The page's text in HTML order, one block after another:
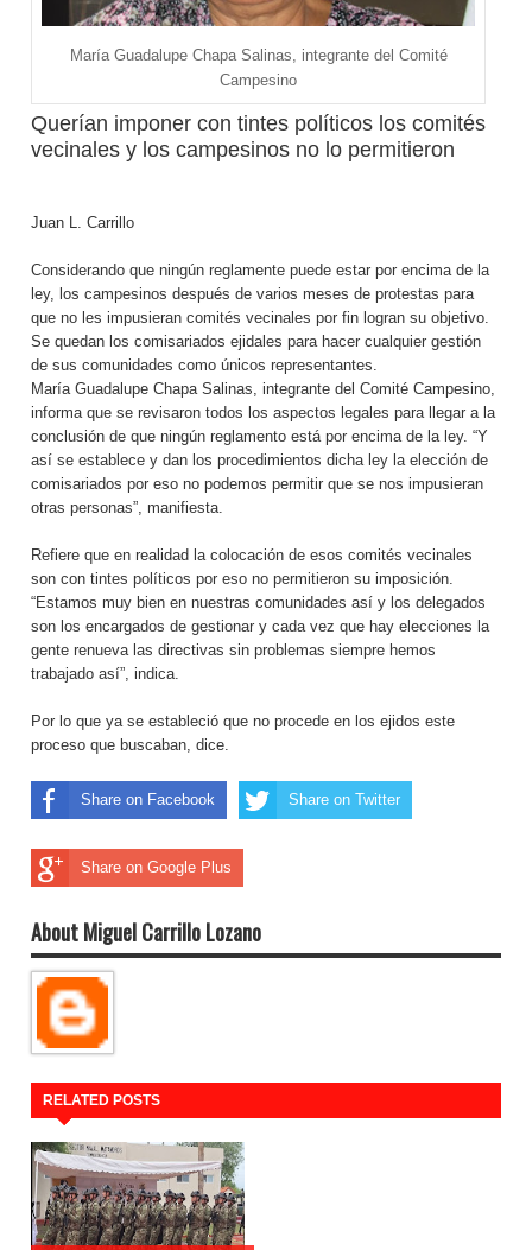
María Guadalupe Chapa Salinas, integrante del Comité
Campesino
Querían imponer con tintes políticos los comités
vecinales y los campesinos no lo permitieron
Juan L. Carrillo
Considerando que ningún reglamente puede estar por encima de la
ley, los campesinos después de varios meses de protestas para
que no les impusieran comités vecinales por fin logran su objetivo.
Se quedan los comisariados ejidales para hacer cualquier gestión
de sus comunidades como únicos representantes.
María Guadalupe Chapa Salinas, integrante del Comité Campesino,
informa que se revisaron todos los aspectos legales para llegar a la
conclusión de que ningún reglamento está por encima de la ley. “Y
así se establece y dan los procedimientos dicha ley la elección de
comisariados por eso no podemos permitir que se nos impusieran
otras personas”, manifiesta.
Refiere que en realidad la colocación de esos comités vecinales
son con tintes políticos por eso no permitieron su imposición.
“Estamos muy bien en nuestras comunidades así y los delegados
son los encargados de gestionar y cada vez que hay elecciones la
gente renueva las directivas sin problemas siempre hemos
trabajado así”, indica.
Por lo que ya se estableció que no procede en los ejidos este
proceso que buscaban, dice.
Share on Facebook Share on Twitter
Share on Google Plus
About Miguel Carrillo Lozano
RELATED POSTS